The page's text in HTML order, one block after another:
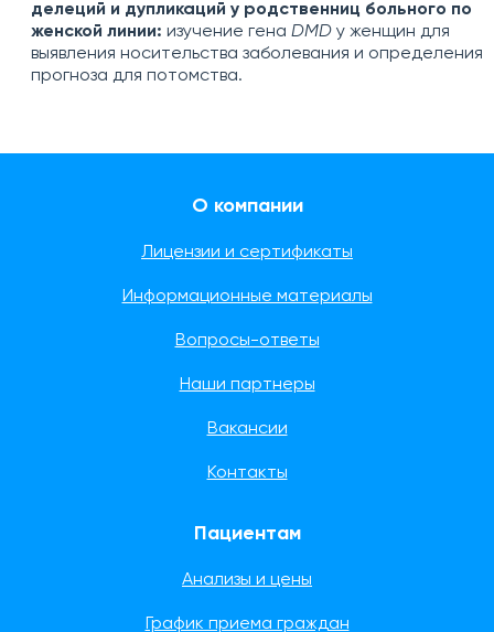
делеций и дупликаций у родственниц больного по
женской линии: изучение гена DMD у женщин для
выявления носительства заболевания и определения
прогноза для потомства.
О компании
Лицензии и сертификаты
Информационные материалы
Вопросы-ответы
Наши партнеры
Вакансии
Контакты
Пациентам
Анализы и цены
График приема граждан